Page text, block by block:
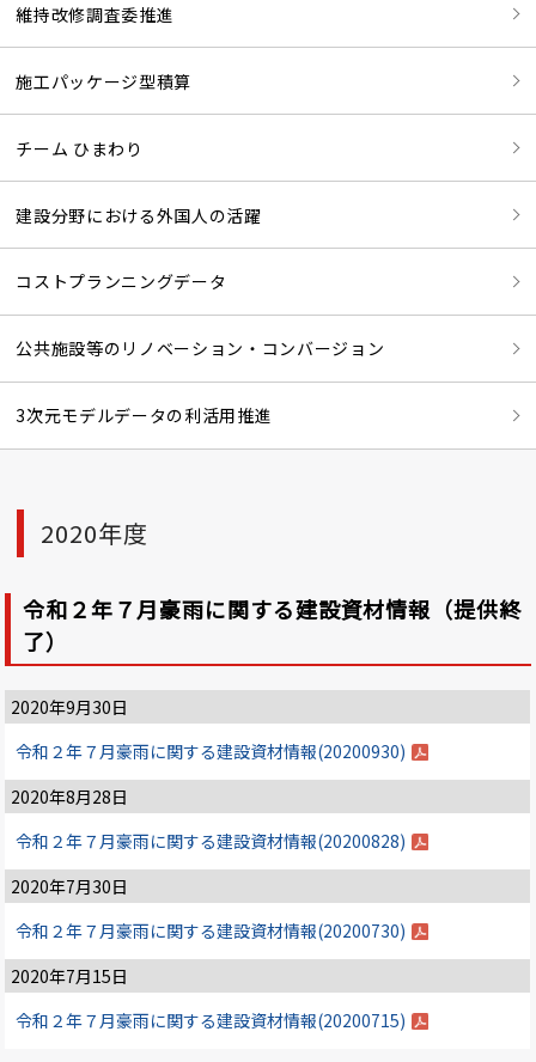
維持改修調査委推進
施工パッケージ型積算
チーム ひまわり
建設分野における外国人の活躍
コストプランニングデータ
公共施設等のリノベーション・コンバージョン
3次元モデルデータの利活用推進
2020年度
令和２年７月豪雨に関する建設資材情報（提供終
了）
2020年9月30日
令和２年７月豪雨に関する建設資材情報(20200930)
2020年8月28日
令和２年７月豪雨に関する建設資材情報(20200828)
2020年7月30日
令和２年７月豪雨に関する建設資材情報(20200730)
2020年7月15日
令和２年７月豪雨に関する建設資材情報(20200715)